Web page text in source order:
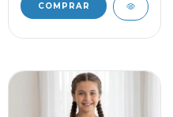
COMPRAR